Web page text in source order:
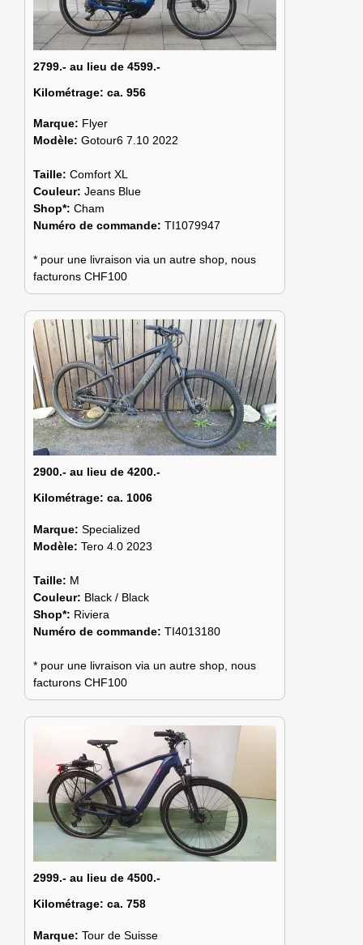
2799.- au lieu de 4599.-
Kilométrage: ca. 956
Marque: Flyer
Modèle: Gotour6 7.10 2022
Taille: Comfort XL
Couleur: Jeans Blue
Shop*: Cham
Numéro de commande: TI1079947
* pour une livraison via un autre shop, nous
facturons CHF100
2900.- au lieu de 4200.-
Kilométrage: ca. 1006
Marque: Specialized
Modèle: Tero 4.0 2023
Taille: M
Couleur: Black / Black
Shop*: Riviera
Numéro de commande: TI4013180
* pour une livraison via un autre shop, nous
facturons CHF100
2999.- au lieu de 4500.-
Kilométrage: ca. 758
Marque: Tour de Suisse